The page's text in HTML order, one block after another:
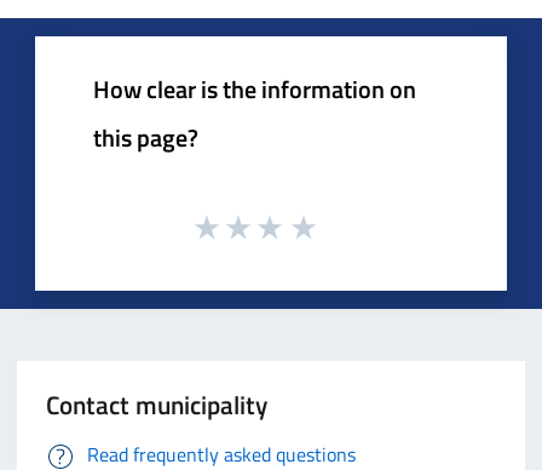
How clear is the information on
this page?
Contact municipality
Read frequently asked questions